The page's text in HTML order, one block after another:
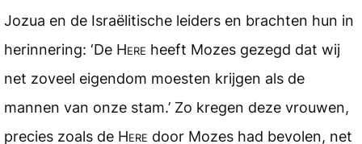
Jozua en de Israëlitische leiders en brachten hun in
herinnering: ‘De Here heeft Mozes gezegd dat wij
net zoveel eigendom moesten krijgen als de
mannen van onze stam.’ Zo kregen deze vrouwen,
precies zoals de Here door Mozes had bevolen, net